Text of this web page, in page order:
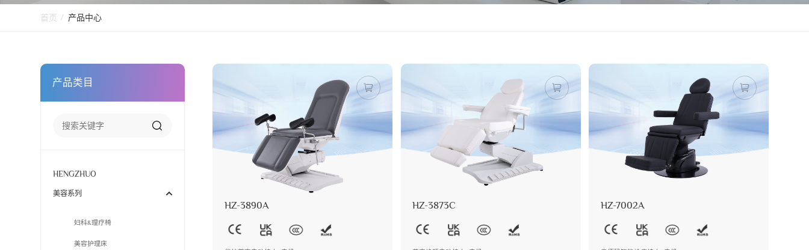
首页 / 产品中心
产品类目
HENGZHUO
美容系列
妇科&理疗椅
美容护理床
HZ-3890A HZ-3873C HZ-7002A